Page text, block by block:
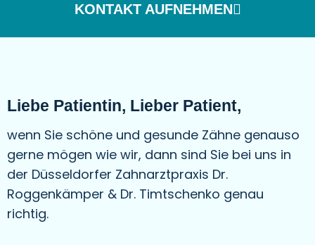
KONTAKT AUFNEHMEN
Liebe Patientin, Lieber Patient,
wenn Sie schöne und gesunde Zähne genauso
gerne mögen wie wir, dann sind Sie bei uns in
der Düsseldorfer Zahnarztpraxis Dr.
Roggenkämper & Dr. Timtschenko genau
richtig.